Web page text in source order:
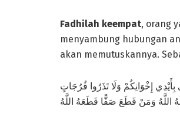
Fadhilah keempat, orang
menyambung hubungan
إِخْوَانِكُمْ وَلَا تَذَرُوا فُرُجَاتٍ
وَمَنْ قَطَعَ صَفًّا قَطَعَهُ اللَّهُ